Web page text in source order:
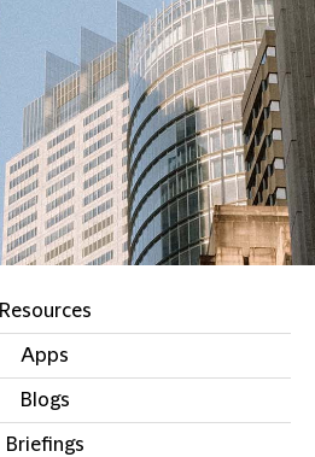
Resources
Apps
Blogs
Briefings